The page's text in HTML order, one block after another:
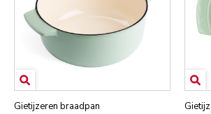
Gietijzeren braadpan